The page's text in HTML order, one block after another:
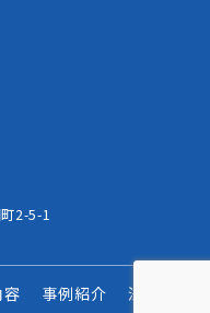
2-5-1
容 事例紹介 法人の方へ